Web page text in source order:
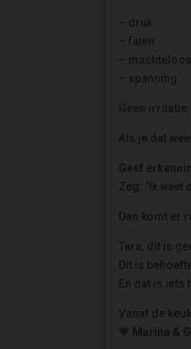
– druk
– falen
–
– spanning
Geen irritatie.
Als je dat
Geef
Zeg:
“Ik weet
Dan komt er
Tara, dit is
Dit is
En dat is iets
Vanaf de
🧡 Marina &